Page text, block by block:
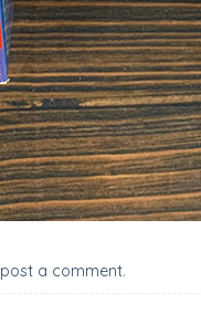
post a comment.